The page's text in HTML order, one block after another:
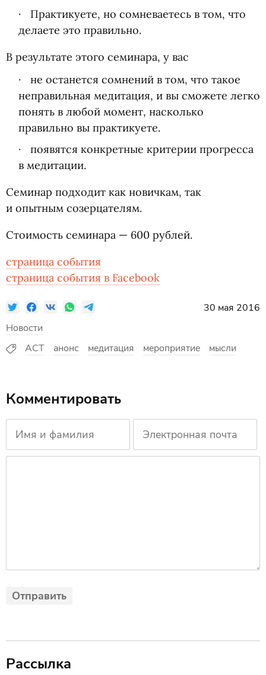
Практикуете, но сомневаетесь в том, что
делаете это правильно.
В результате этого семинара, у вас
не останется сомнений в том, что такое
неправильная медитация, и вы сможете легко
понять в любой момент, насколько
правильно вы практикуете.
появятся конкретные критерии прогресса
в медитации.
Семинар подходит как новичкам, так
и опытным созерцателям.
Стоимость семинара — 600 рублей.
страница события
страница события в Facebook
30 мая 2016
Новости
ACT
анонс медитация мероприятие мысли
Комментировать
Рассылка